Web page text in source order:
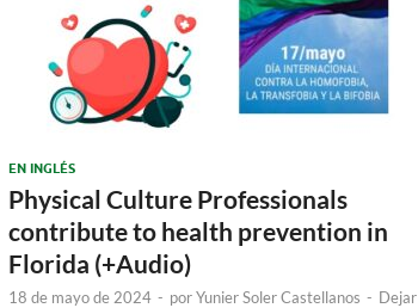
EN INGLÉS
Physical Culture Professionals
contribute to health prevention in
Florida (+Audio)
18 de mayo de 2024 - porYunier Soler Castellanos - Dejar